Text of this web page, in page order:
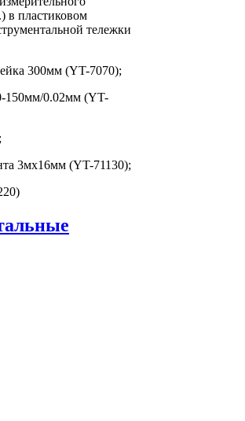
в пластиковом
тележки
300мм (YT-7070);
150мм/0.02мм (YT-
3мx16мм (YT-71130);